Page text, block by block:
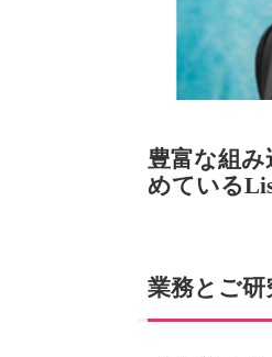
豊富な組
めている
業務とご